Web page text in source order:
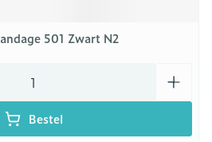
501 Zwart N2
Bestel